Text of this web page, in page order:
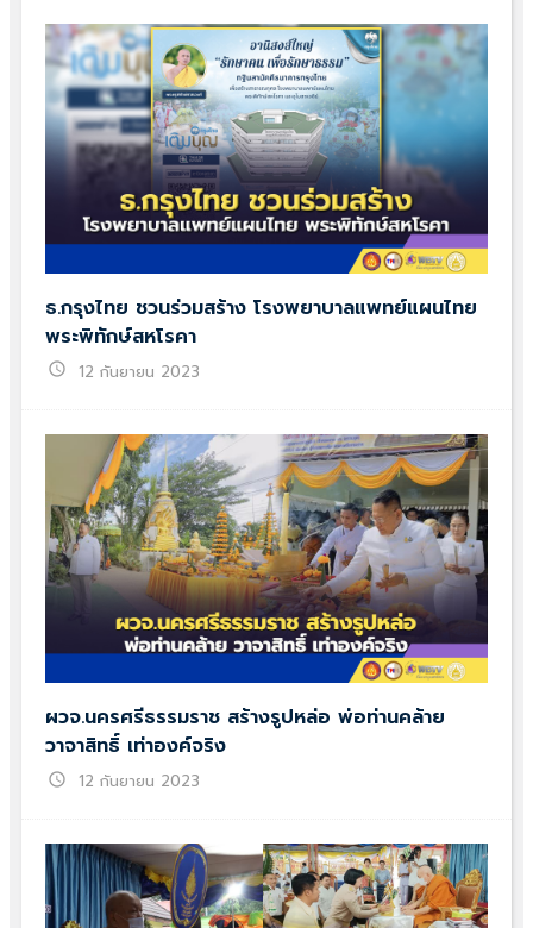
ธ.กรุงไทย ชวนร่วมสร้าง โรงพยาบาลแพทย์แผนไทย
พระพิทักษ์สหโรคา
schedule 12 กันยายน 2023
ผวจ.นครศรีธรรมราช สร้างรูปหล่อ พ่อท่านคล้าย
วาจาสิทธิ์ เท่าองค์จริง
schedule 12 กันยายน 2023